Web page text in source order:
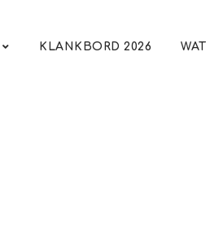
KLANKBORD 2026